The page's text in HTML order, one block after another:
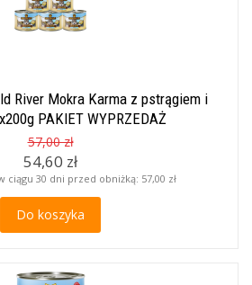
River Mokra Karma z pstrągiem i
PAKIET WYPRZEDAŻ
57,00 zł
54,60 zł
ciągu 30 dni przed obniżką: 57,00 zł
Do koszyka